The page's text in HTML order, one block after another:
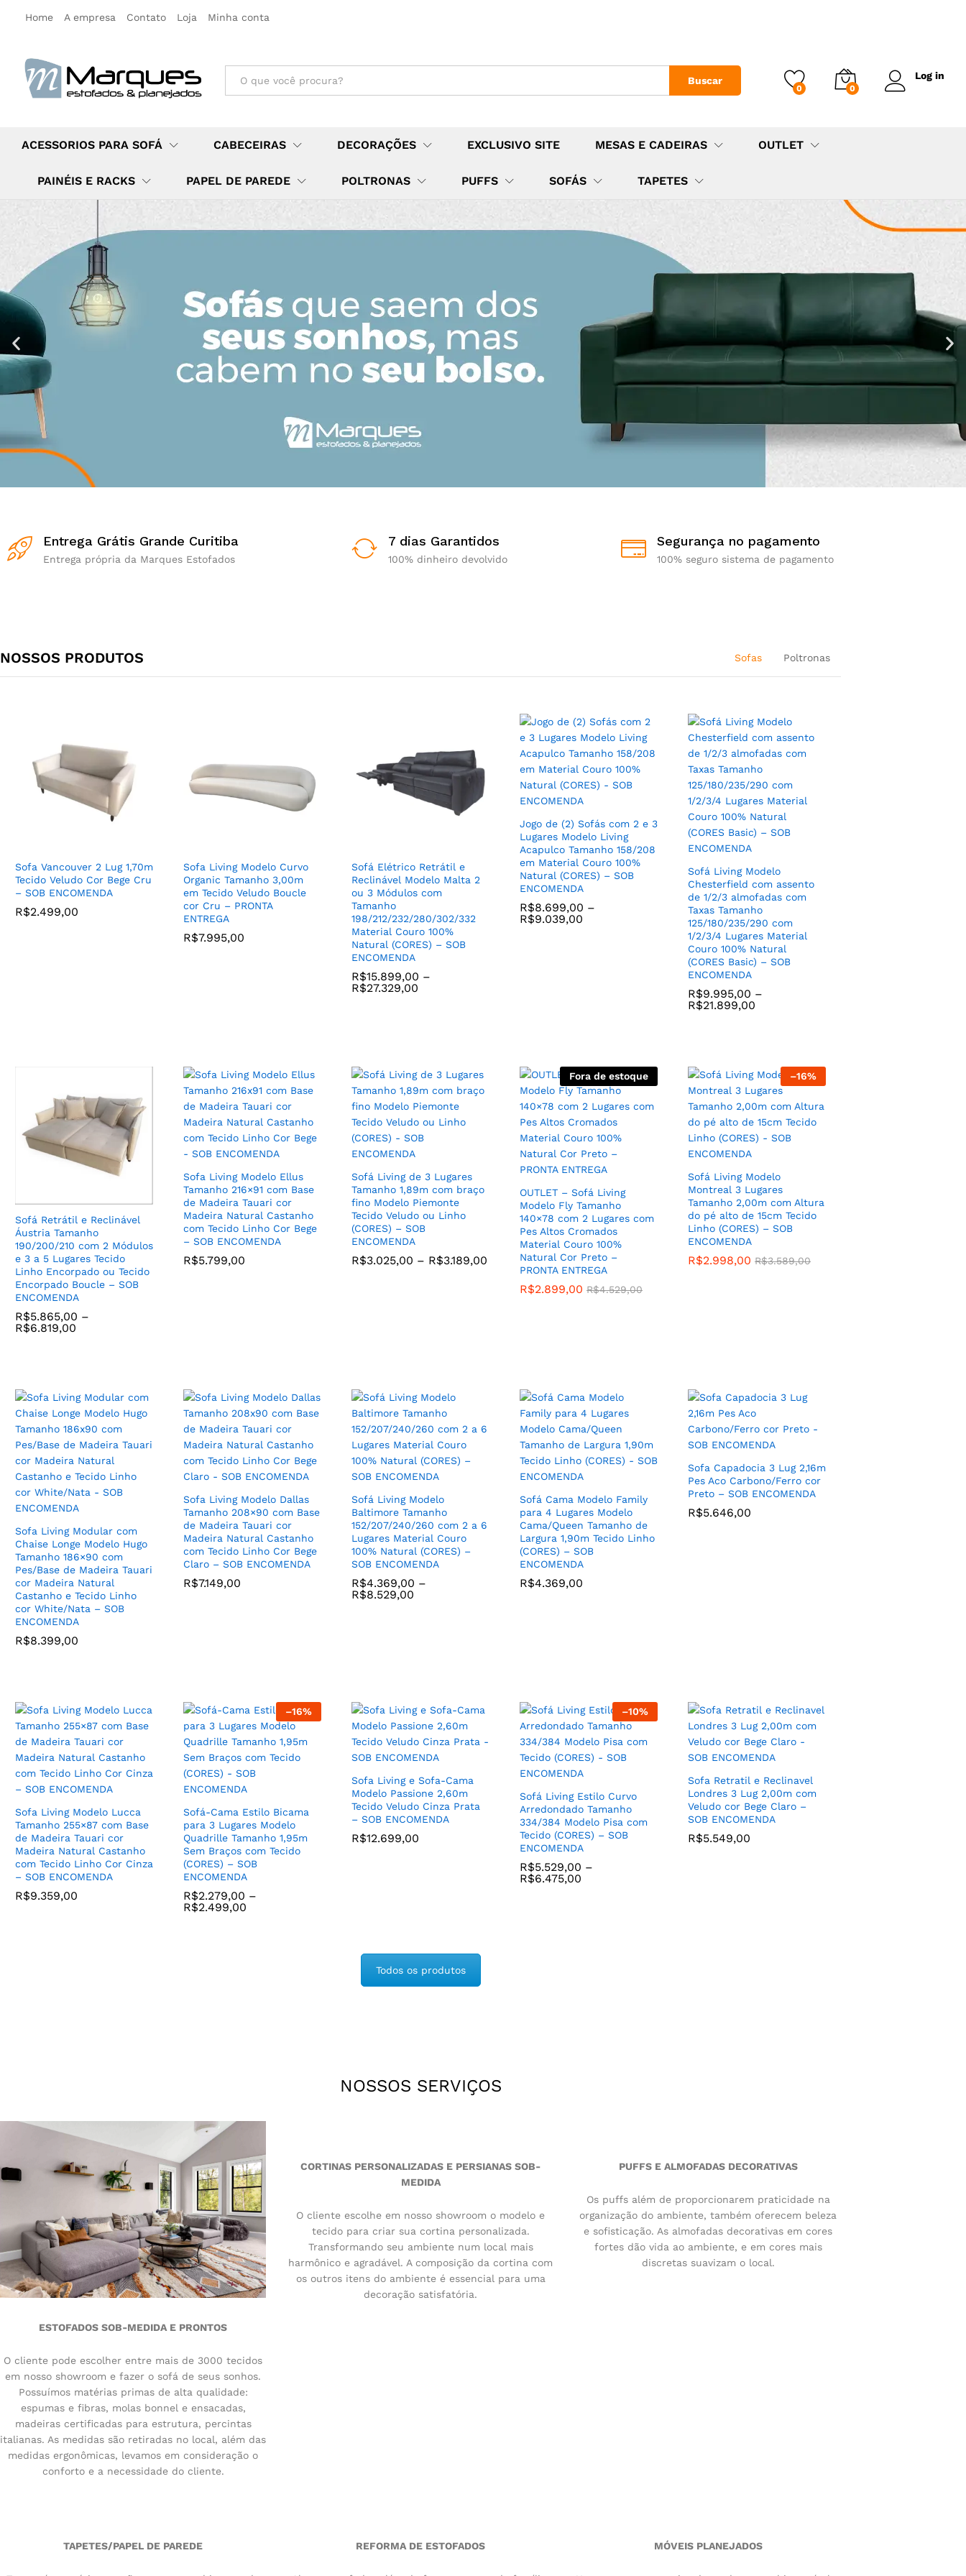
Home A empresa Contato Loja Minha conta
Buscar
0 0
Log in
ACESSORIOS PARA SOFÁ CABECEIRAS DECORAÇÕES EXCLUSIVO SITE MESAS E CADEIRAS OUTLET
PAINÉIS E RACKS PAPEL DE PAREDE POLTRONAS PUFFS SOFÁS TAPETES
Entrega Grátis Grande Curitiba
Entrega própria da Marques Estofados
7 dias Garantidos
100% dinheiro devolvido
Segurança no pagamento
100% seguro sistema de pagamento
NOSSOS PRODUTOS Sofas Poltronas
Sofa Vancouver 2 Lug 1,70m
Tecido Veludo Cor Bege Cru
– SOB ENCOMENDA
R$2.499,00
Sofa Living Modelo Curvo
Organic Tamanho 3,00m
em Tecido Veludo Boucle
cor Cru – PRONTA
ENTREGA
R$7.995,00
Sofá Elétrico Retrátil e
Reclinável Modelo Malta 2
ou 3 Módulos com
Tamanho
198/212/232/280/302/332
Material Couro 100%
Natural (CORES) – SOB
ENCOMENDA
R$15.899,00 –
R$27.329,00
Jogo de (2) Sofás com 2 e 3
Lugares Modelo Living
Acapulco Tamanho 158/208
em Material Couro 100%
Natural (CORES) – SOB
ENCOMENDA
R$8.699,00 –
R$9.039,00
Sofá Living Modelo
Chesterfield com assento
de 1/2/3 almofadas com
Taxas Tamanho
125/180/235/290 com
1/2/3/4 Lugares Material
Couro 100% Natural
(CORES Basic) – SOB
ENCOMENDA
R$9.995,00 –
R$21.899,00
Sofá Retrátil e Reclinável
Áustria Tamanho
190/200/210 com 2 Módulos
e 3 a 5 Lugares Tecido
Linho Encorpado ou Tecido
Encorpado Boucle – SOB
ENCOMENDA
R$5.865,00 –
R$6.819,00
Sofa Living Modelo Ellus
Tamanho 216×91 com Base
de Madeira Tauari cor
Madeira Natural Castanho
com Tecido Linho Cor Bege
– SOB ENCOMENDA
R$5.799,00
Sofá Living de 3 Lugares
Tamanho 1,89m com braço
fino Modelo Piemonte
Tecido Veludo ou Linho
(CORES) – SOB
ENCOMENDA
R$3.025,00 – R$3.189,00
Fora de estoque
OUTLET – Sofá Living
Modelo Fly Tamanho
140×78 com 2 Lugares com
Pes Altos Cromados
Material Couro 100%
Natural Cor Preto –
PRONTA ENTREGA
R$2.899,00 R$4.529,00
–16%
Sofá Living Modelo
Montreal 3 Lugares
Tamanho 2,00m com Altura
do pé alto de 15cm Tecido
Linho (CORES) – SOB
ENCOMENDA
R$2.998,00 R$3.589,00
Sofa Living Modular com
Chaise Longe Modelo Hugo
Tamanho 186×90 com
Pes/Base de Madeira Tauari
cor Madeira Natural
Castanho e Tecido Linho
cor White/Nata – SOB
ENCOMENDA
R$8.399,00
Sofa Living Modelo Dallas
Tamanho 208×90 com Base
de Madeira Tauari cor
Madeira Natural Castanho
com Tecido Linho Cor Bege
Claro – SOB ENCOMENDA
R$7.149,00
Sofá Living Modelo
Baltimore Tamanho
152/207/240/260 com 2 a 6
Lugares Material Couro
100% Natural (CORES) –
SOB ENCOMENDA
R$4.369,00 –
R$8.529,00
Sofá Cama Modelo Family
para 4 Lugares Modelo
Cama/Queen Tamanho de
Largura 1,90m Tecido Linho
(CORES) – SOB
ENCOMENDA
R$4.369,00
Sofa Capadocia 3 Lug 2,16m
Pes Aco Carbono/Ferro cor
Preto – SOB ENCOMENDA
R$5.646,00
Sofa Living Modelo Lucca
Tamanho 255×87 com Base
de Madeira Tauari cor
Madeira Natural Castanho
com Tecido Linho Cor Cinza
– SOB ENCOMENDA
R$9.359,00
–16%
Sofá-Cama Estilo Bicama
para 3 Lugares Modelo
Quadrille Tamanho 1,95m
Sem Braços com Tecido
(CORES) – SOB
ENCOMENDA
R$2.279,00 –
R$2.499,00
Sofa Living e Sofa-Cama
Modelo Passione 2,60m
Tecido Veludo Cinza Prata
– SOB ENCOMENDA
R$12.699,00
–10%
Sofá Living Estilo Curvo
Arredondado Tamanho
334/384 Modelo Pisa com
Tecido (CORES) – SOB
ENCOMENDA
R$5.529,00 –
R$6.475,00
Sofa Retratil e Reclinavel
Londres 3 Lug 2,00m com
Veludo cor Bege Claro –
SOB ENCOMENDA
R$5.549,00
Reforçada Tecido Linhão
cor Bege – SOB
ENCOMENDA
R$4.599,00
Poltrona para Sala Living
SOB ENCOMENDA
R$5.399,00 –
R$ 5.799,00
Poltrona Costella Balanço
Tecido Veludo e Base Aço
Poltrona Com Puff Estilo
Living sem Braços com
Balanço e Giratória Modelo
Luna para Sala Living ou TV
(CORES) – SOB
ENCOMENDA
Poltrona Enzo Tecido
Veludo Cor Azul Marinho e
Base Aço Carbono cor
Dourado – SOB
ENCOMENDA
R$2.049,00
Poltrona Modelo California
Estilo Redondo com
Almofada Tecido Veludo
Boucle – PRONTA ENTREGA
Poltrona Encosoto Alto
Camila Base de Madeira
Clara com Tecido Linho cor
Cinza – SOB ENCOMENDA
R$2.089,00
Jogo de (2) Poltronas
Encosto Medio Modelo Loa
Tauari cor Madeira Natural
com Detalhes em Cordas
com Tecido Linho cor Bege
Cru – SOB ENCOMENDA
R$8.699,00
Poltrona Elétrica Reclinável
Estilo Slim Poltrona Do
Papai com Acionamento
Automatizada Modelo
Power Touch Gran Relax
Modelo Space em Couro
100% Natural (CORES) –
SOB ENCOMENDA
R$8.719,00 – R$ 9.429,00
Poltrona Antonella Tecido
Linho Cor Cinza Prata com
Base e Bracos de Madeira
Clara – SOB ENCOMENDA
R$2.279,00
Jogo de (2) Poltronas
Modelo Dora com Base de
Madeira Tauari cor Madeira
Natural Castanho e Tecido
Linho cor White/Nata –
R$ 5.499,00
Poltrona Helena Material
Sintetico cor Conhaque e
Base Aço Carbono cor
Preto – SOB ENCOMENDA
R$1.456,00
Jogo de (2) Poltronas
Modelo Elit Tecido Sintetico
Kouro Ecologico Base/Pes
Torneadas com Madeira
Tauari Cor Madeira Natural
Castanho – PRONTA
ENTREGA
R$3.899,00 R$4.899,00
Poltrona Encosto Medio
Samba Base de Madeira
Clara com Tecido Linho cor
Terracota ou Bege Cru –
R$2.259,00
Jogo de (2) Poltronas
Modelo California Fixo para
Sala de TV ou Sala de Estar
com Tecido (CORES) – SOB
ENCOMENDA
R$4.229,00
R$ 4.389,00
Poltrona Encosoto Alto
Camila Base de Madeira
Clara com Tecido Linho cor
Cinza Azulado – SOB
ENCOMENDA
R$2.089,00
Poltrona Laura Giratorio
Tecido Linho cor
Acinzentado e Base Aço
Carbono cor Madeira Nosce
– SOB ENCOMENDA
R$2.295,00
Poltrona Mariele Tecido
Veludo Rose e Base Aço
Carbono cor Avela – SOB
ENCOMENDA
R$1.799,00
Jogo de (2) Poltronas
Modelo Dolce para Quarto,
Sala de TV ou Sala de Estar
com Tecido (CORES) – SOB
ENCOMENDA
R$3.229,00 –
R$3.398,00
Poltrona Reclinável e
Papai com Acionamento
Manual Modelo Vicenza em
Couro 100% Natural
(CORES) – SOB
ENCOMENDA
Todos os produtos
NOSSOS SERVIÇOS
ESTOFADOS SOB-MEDIDA E PRONTOS
O cliente pode escolher entre mais de 3000 tecidos
em nosso showroom e fazer o sofá de seus sonhos.
Possuímos matérias primas de alta qualidade:
espumas e fibras, molas bonnel e ensacadas,
madeiras certificadas para estrutura, percintas
italianas. As medidas são retiradas no local, além das
medidas ergonômicas, levamos em consideração o
conforto e a necessidade do cliente.
CORTINAS PERSONALIZADAS E PERSIANAS SOB-
MEDIDA
O cliente escolhe em nosso showroom o modelo e
tecido para criar sua cortina personalizada.
Transformando seu ambiente num local mais
harmônico e agradável. A composição da cortina com
os outros itens do ambiente é essencial para uma
decoração satisfatória.
PUFFS E ALMOFADAS DECORATIVAS
Os puffs além de proporcionarem praticidade na
organização do ambiente, também oferecem beleza
e sofisticação. As almofadas decorativas em cores
fortes dão vida ao ambiente, e em cores mais
discretas suavizam o local.
TAPETES/PAPEL DE PAREDE REFORMA DE ESTOFADOS MÓVEIS PLANEJADOS